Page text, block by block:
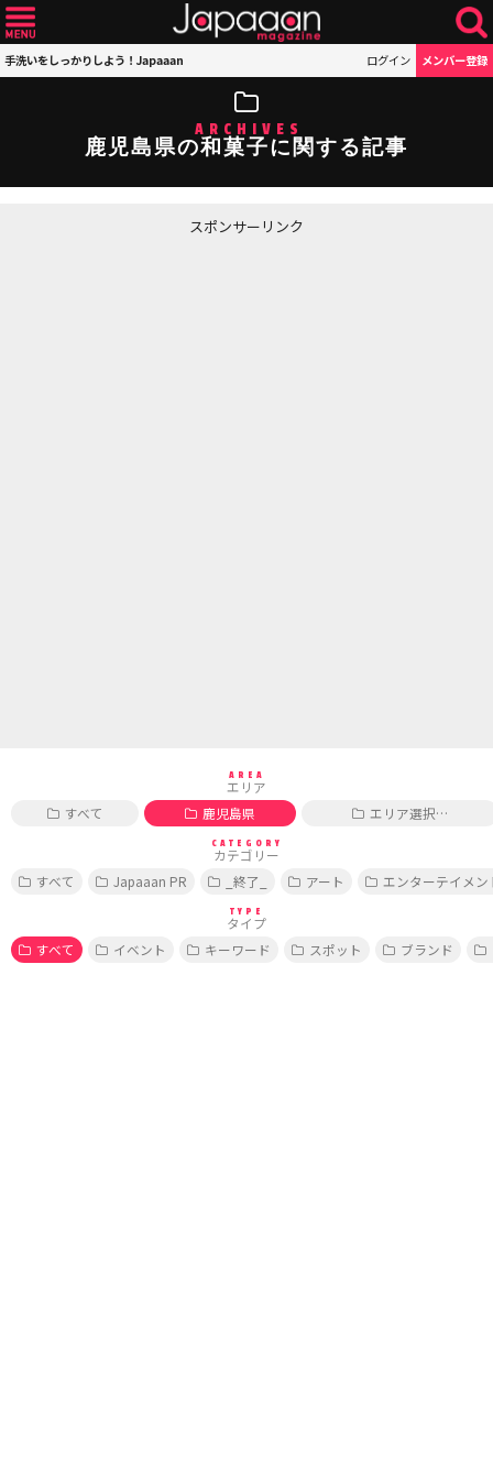
手洗いをしっかりしよう！Japaaan ログイン メンバー登録
ARCHIVES
鹿児島県の和菓子に関する記事
スポンサーリンク
AREA
エリア
すべて
鹿児島県 エリア選択…
CATEGORY
カテゴリー
すべて
Japaaan PR _終了_ アート エンターテイメン
TYPE
タイプ
すべて
イベント キーワード スポット ブランド